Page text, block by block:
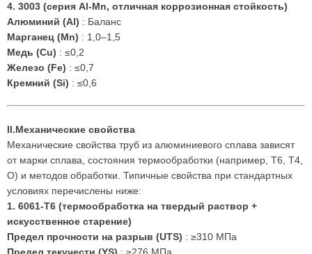
4. 3003 (серия Al-Mn, отличная коррозионная стойкость)
Алюминий (Al) : Баланс
Марганец (Mn) : 1,0–1,5
Медь (Cu) : ≤0,2
Железо (Fe) : ≤0,7
Кремний (Si) : ≤0,6
II.Механические свойства
Механические свойства труб из алюминиевого сплава зависят
от марки сплава, состояния термообработки (например, T6, T4,
O) и методов обработки. Типичные свойства при стандартных
условиях перечислены ниже:
1. 6061-T6 (термообработка на твердый раствор +
искусственное старение)
Предел прочности на разрыв (UTS) : ≥310 МПа